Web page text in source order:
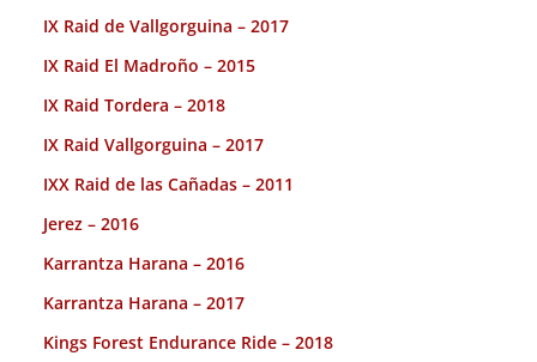
IX Raid de Vallgorguina – 2017
IX Raid El Madroño – 2015
IX Raid Tordera – 2018
IX Raid Vallgorguina – 2017
IXX Raid de las Cañadas – 2011
Jerez – 2016
Karrantza Harana – 2016
Karrantza Harana – 2017
Kings Forest Endurance Ride – 2018